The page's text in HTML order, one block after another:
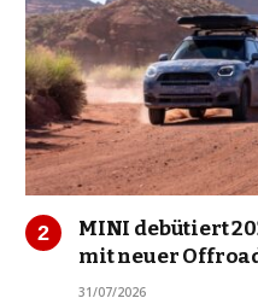
MINI debütiert
mit neuer
31/07/2026